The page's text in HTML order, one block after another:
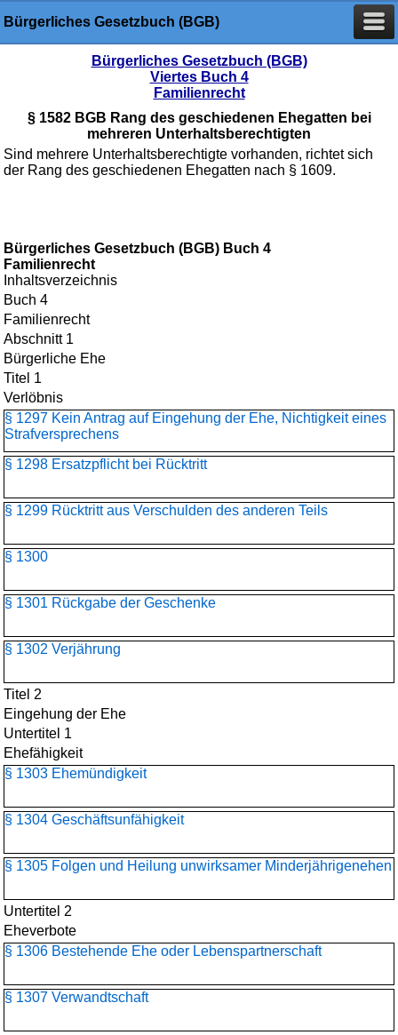
Bürgerliches Gesetzbuch (BGB)
Bürgerliches Gesetzbuch (BGB)
Viertes Buch 4
Familienrecht
§ 1582 BGB Rang des geschiedenen Ehegatten bei
mehreren Unterhaltsberechtigten
Sind mehrere Unterhaltsberechtigte vorhanden, richtet sich
der Rang des geschiedenen Ehegatten nach § 1609.
Bürgerliches Gesetzbuch (BGB) Buch 4
Familienrecht
Inhaltsverzeichnis
Buch 4
Familienrecht
Abschnitt 1
Bürgerliche Ehe
Titel 1
Verlöbnis
§ 1297 Kein Antrag auf Eingehung der Ehe, Nichtigkeit eines
Strafversprechens
§ 1298 Ersatzpflicht bei Rücktritt
§ 1299 Rücktritt aus Verschulden des anderen Teils
§ 1300
§ 1301 Rückgabe der Geschenke
§ 1302 Verjährung
Titel 2
Eingehung der Ehe
Untertitel 1
Ehefähigkeit
§ 1303 Ehemündigkeit
§ 1304 Geschäftsunfähigkeit
§ 1305 Folgen und Heilung unwirksamer Minderjährigenehen
Untertitel 2
Eheverbote
§ 1306 Bestehende Ehe oder Lebenspartnerschaft
§ 1307 Verwandtschaft